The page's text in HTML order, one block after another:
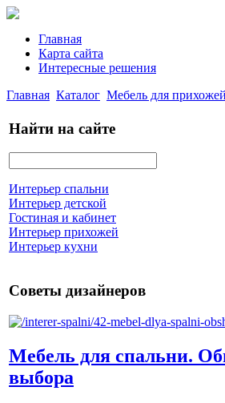
Главная
Карта сайта
Интересные решения
Главная Каталог Мебель для прихожей
Найти на сайте
Интерьер спальни
Интерьер детской
Гостиная и кабинет
Интерьер прихожей
Интерьер кухни
Советы дизайнеров
Мебель для спальни.
выбора